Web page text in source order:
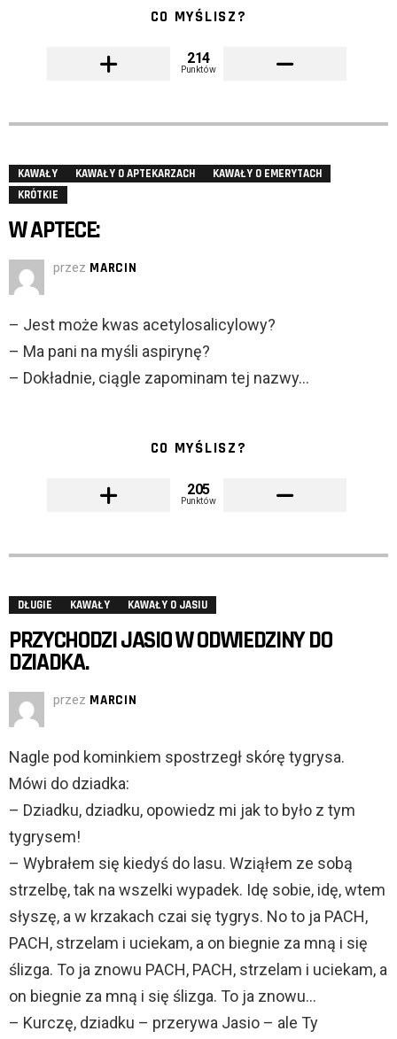
CO MYŚLISZ?
214
Punktów
KAWAŁY KAWAŁY O APTEKARZACH
KAWAŁY O EMERYTACH
KRÓTKIE
W APTECE:
przez MARCIN
– Jest może kwas acetylosalicylowy?
– Ma pani na myśli aspirynę?
– Dokładnie, ciągle zapominam tej nazwy…
CO MYŚLISZ?
205
Punktów
DŁUGIE KAWAŁY KAWAŁY O JASIU
PRZYCHODZI JASIO W ODWIEDZINY DO
DZIADKA.
przez MARCIN
Nagle pod kominkiem spostrzegł skórę tygrysa.
Mówi do dziadka:
– Dziadku, dziadku, opowiedz mi jak to było z tym
tygrysem!
– Wybrałem się kiedyś do lasu. Wziąłem ze sobą
strzelbę, tak na wszelki wypadek. Idę sobie, idę, wtem
słyszę, a w krzakach czai się tygrys. No to ja PACH,
PACH, strzelam i uciekam, a on biegnie za mną i się
ślizga. To ja znowu PACH, PACH, strzelam i uciekam, a
on biegnie za mną i się ślizga. To ja znowu…
– Kurczę, dziadku – przerywa Jasio – ale Ty